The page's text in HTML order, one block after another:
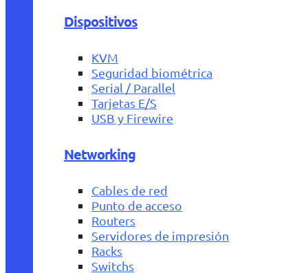
Dispositivos
KVM
Seguridad biométrica
Serial / Parallel
Tarjetas E/S
USB y Firewire
Networking
Cables de red
Punto de acceso
Routers
Servidores de impresión
Racks
Switchs